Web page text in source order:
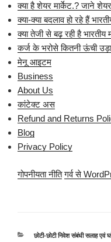
क्या है शेयर मार्केट.? जाने
क्या-क्या बदलाव हो रहे हैं
क्या तेजी से बढ़ रही है
कर्ज के भरोसे कितनी ऊंची
मेनू आइटम
Business
About Us
कांटेक्ट अस
Refund and Returns
Blog
Privacy Policy
गोपनीयता नीति गर्व से
श्रेणियाँ
छोटी-छोटी निवेश संबंधी सलाह एवं